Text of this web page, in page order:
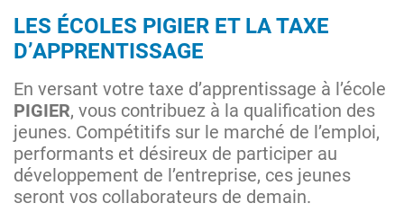
LES ÉCOLES PIGIER ET LA TAXE
D’APPRENTISSAGE
En versant votre taxe d’apprentissage à l’école
PIGIER, vous contribuez à la qualification des
jeunes. Compétitifs sur le marché de l’emploi,
performants et désireux de participer au
développement de l’entreprise, ces jeunes
seront vos collaborateurs de demain.